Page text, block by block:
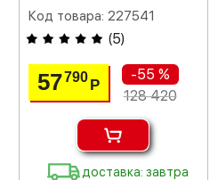
Код товара: 227541
(5)
57790 Р
-55 %
128 420
доставка: завтра